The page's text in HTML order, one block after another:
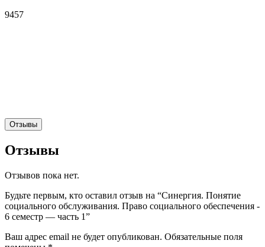
9457
Отзывы
Отзывы
Отзывов пока нет.
Будьте первым, кто оставил отзыв на “Синергия. Понятие
социального обслуживания. Право социального обеспечения -
6 семестр — часть 1”
Ваш адрес email не будет опубликован. Обязательные поля